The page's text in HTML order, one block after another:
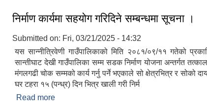
निर्माण कार्यमा सहयोग गरिदिने सम्बन्धमा सूचना ।
Submitted on: Fri, 03/21/2025 - 14:32
यस सान्नीत्रिवेणी गाउँपालिकाको मिति २०८१/०९/११ गतेको
सान्तीघाट देखी गाउँपालिका सम्म सडक निर्माण योजना अन्तर्गत
मंगलगढी चोक सम्मको कार्य गर्नु पर्ने भएकाले सो क्षेत्रभित्र र सोको
घर टहरा १५ (पन्ध्र) दिन भित्र खाली गरी निर्म
Read more